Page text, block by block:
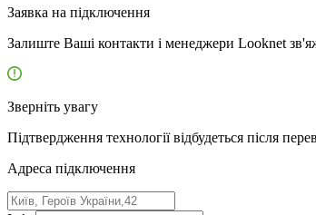
Заявка на підключення
Залиште Ваші контакти і менеджери Looknet
Зверніть увагу
Підтвердження технології відбудеться після
Адресa підключення